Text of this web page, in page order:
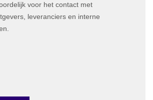
voor het contact met
leveranciers en interne